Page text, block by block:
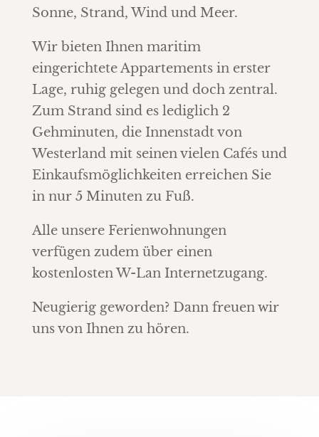
Sonne, Strand, Wind und Meer.
Wir bieten Ihnen maritim
eingerichtete Appartements in erster
Lage, ruhig gelegen und doch zentral.
Zum Strand sind es lediglich 2
Gehminuten, die Innenstadt von
Westerland mit seinen vielen Cafés und
Einkaufsmöglichkeiten erreichen Sie
in nur 5 Minuten zu Fuß.
Alle unsere Ferienwohnungen
verfügen zudem über einen
kostenlosten W-Lan Internetzugang.
Neugierig geworden? Dann freuen wir
uns von Ihnen zu hören.